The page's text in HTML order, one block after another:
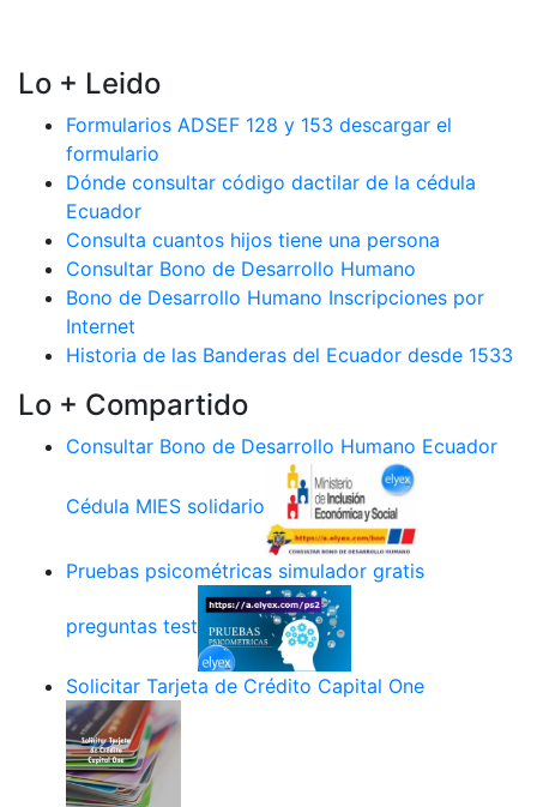
Lo + Leido
Formularios ADSEF 128 y 153 descargar el
formulario
Dónde consultar código dactilar de la cédula
Ecuador
Consulta cuantos hijos tiene una persona
Consultar Bono de Desarrollo Humano
Bono de Desarrollo Humano Inscripciones por
Internet
Historia de las Banderas del Ecuador desde 1533
Lo + Compartido
Consultar Bono de Desarrollo Humano Ecuador
Cédula MIES solidario
Pruebas psicométricas simulador gratis
preguntas test
Solicitar Tarjeta de Crédito Capital One